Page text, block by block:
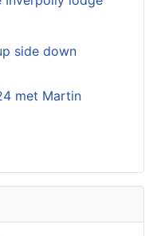
side down
met Martin